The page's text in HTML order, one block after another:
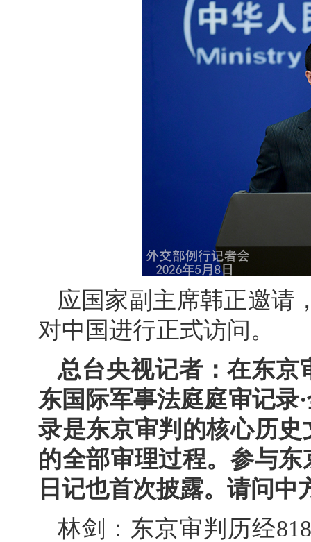
应国家副主席韩正邀请
对中国进行正式访问。
总台央视记者：在东京
东国际军事法庭庭审记录
录是东京审判的核心历
的全部审理过程。参与
日记也首次披露。请问中
林剑：东京审判历经